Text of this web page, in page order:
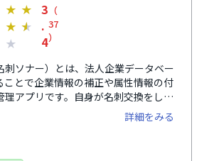
★ ★
★ ★
★
3
.
4
（
37
）
刺ソナー）とは、法人企業データベー
ことで企業情報の補正や属性情報の付
理アプリです。自身が名刺交換をした
だけではなく、企業間の名刺交換情報
情報も含めて管理できます。登録した
テナンスがされ、常に最新の企業情
詳細をみる